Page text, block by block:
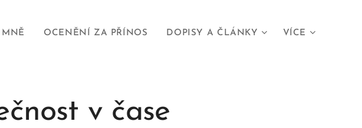
MNĚ OCENĚNÍ ZA PŘÍNOS DOPISY A ČLÁNKY VÍCE
v čase